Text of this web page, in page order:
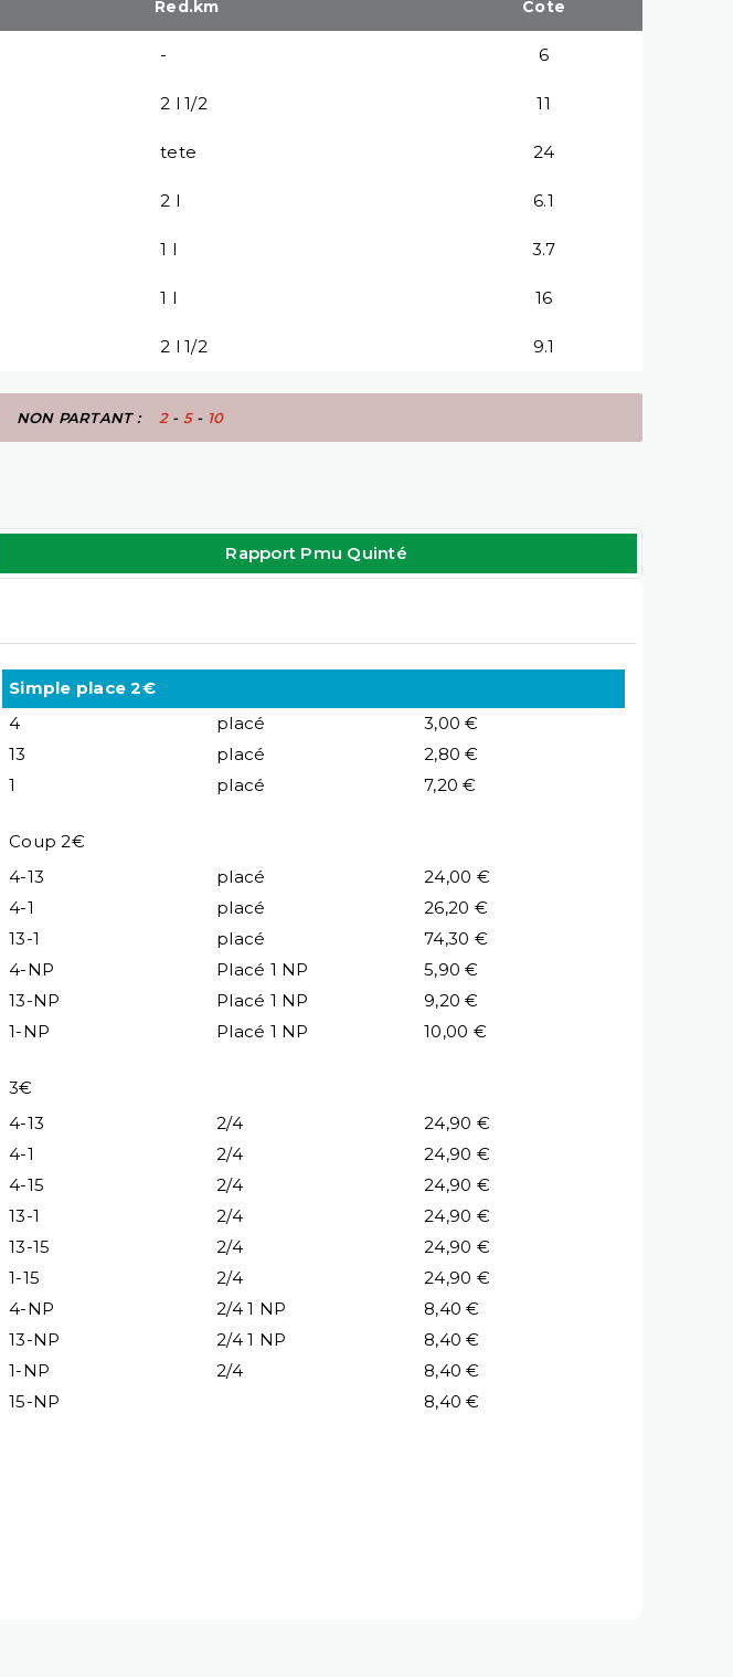
Red.km Cote
- 6
2 l 1/2 11
tete 24
2 l 6.1
1 l 3.7
1 l 16
2 l 1/2 9.1
NON PARTANT : 2- 5- 10
Rapport Pmu Quinté
Simple place 2€
4
placé
3,00 €
13
placé
2,80 €
1
placé 7,20 €
Coup 2€
4-13
placé
24,00 €
4-1
placé
26,20 €
13-1
placé
74,30 €
4-NP
Placé 1 NP
5,90 €
13-NP
Placé 1 NP
9,20 €
1-NP
Placé 1 NP 10,00 €
3€
4-13
2/4
24,90 €
4-1
2/4
24,90 €
4-15
2/4
24,90 €
13-1
2/4
24,90 €
13-15
2/4
24,90 €
1-15
2/4
24,90 €
4-NP
2/4 1 NP
8,40 €
13-NP
2/4 1 NP
8,40 €
1-NP
2/4
8,40 €
15-NP
8,40 €